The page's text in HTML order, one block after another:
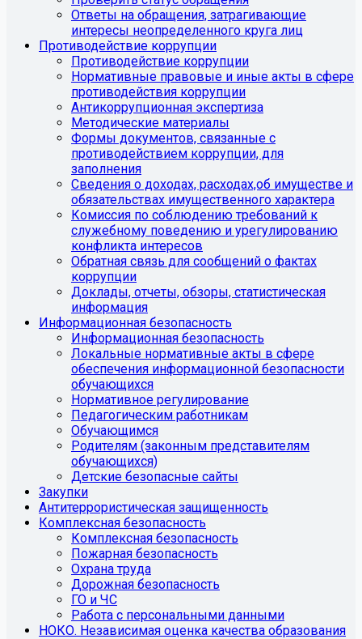
Ответы на обращения, затрагивающие
интересы неопределенного круга лиц
Противодействие коррупции
Противодействие коррупции
Нормативные правовые и иные акты в сфере
противодействия коррупции
Антикоррупционная экспертиза
Методические материалы
Формы документов, связанные с
противодействием коррупции, для
заполнения
Сведения о доходах, расходах,об имуществе и
обязательствах имущественного характера
Комиссия по соблюдению требований к
служебному поведению и урегулированию
конфликта интересов
Обратная связь для сообщений о фактах
коррупции
Доклады, отчеты, обзоры, статистическая
информация
Информационная безопасность
Информационная безопасность
Локальные нормативные акты в сфере
обеспечения информационной безопасности
обучающихся
Нормативное регулирование
Педагогическим работникам
Обучающимся
Родителям (законным представителям
обучающихся)
Детские безопасные сайты
Закупки
Антитеррористическая защищенность
Комплексная безопасность
Комплексная безопасность
Пожарная безопасность
Охрана труда
Дорожная безопасность
ГО и ЧС
Работа с персональными данными
НОКО. Независимая оценка качества образования